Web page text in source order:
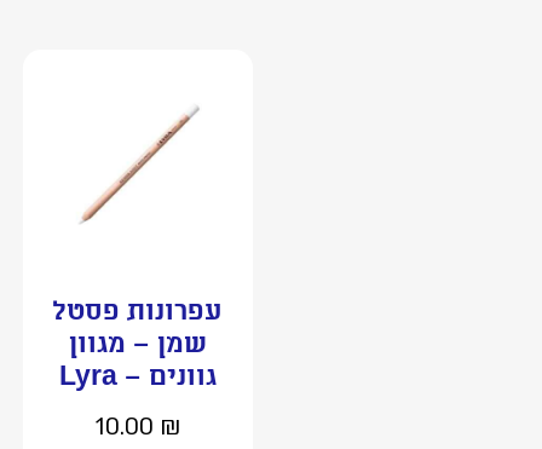
עפרונות פסטל
שמן – מגוון
גוונים – Lyra
10.00₪